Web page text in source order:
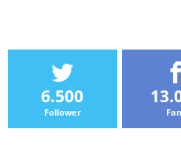
6.500
Follower